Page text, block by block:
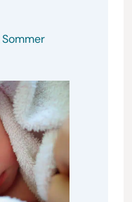
Sommer